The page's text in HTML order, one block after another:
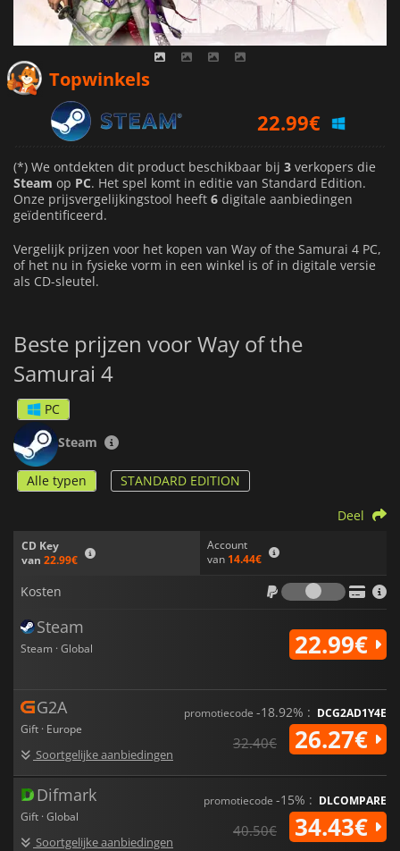
Topwinkels
26.27€
34.43€
(*) We ontdekten dit product beschikbaar bij 3 verkopers die
Steam op PC. Het spel komt in editie van Standard Edition.
Onze prijsvergelijkingstool heeft 6 digitale aanbiedingen
geïdentificeerd.
Vergelijk prijzen voor het kopen van Way of the Samurai 4 PC,
of het nu in fysieke vorm in een winkel is of in digitale versie
als CD-sleutel.
Beste prijzen voor Way of the
Samurai 4
PC
Steam
Alle typen STANDARD EDITION
CD Key
van 22.99€
Account
van 14.44€
Deel
Kosten
Kosten
Steam
Steam · Global 22.99€
G2A
Gift · Europe
Soortgelijke aanbiedingen
promotiecode -18.92% : DCG2AD1Y4E
32.40€ 26.27€
Difmark
Gift · Global
Soortgelijke aanbiedingen
promotiecode -15% : DLCOMPARE
40.50€ 34.43€